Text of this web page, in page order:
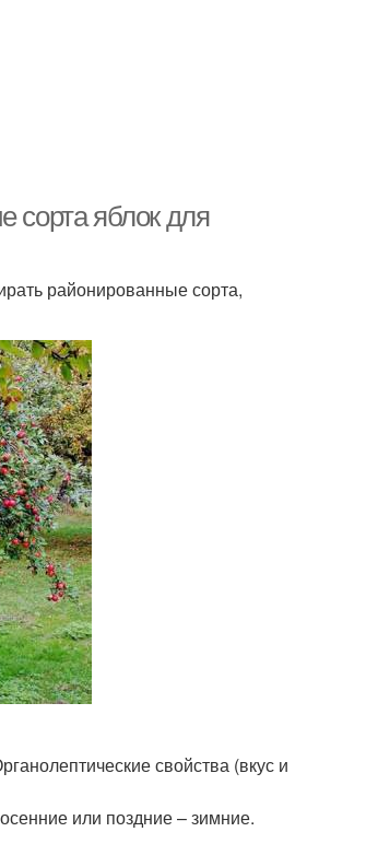
сорта яблок для
районированные сорта,
свойства (вкус и
или поздние – зимние.